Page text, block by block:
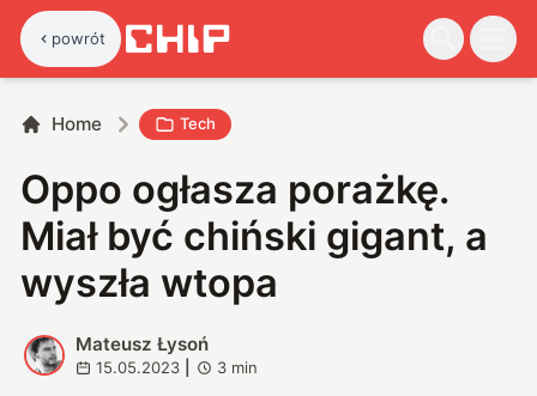
powrót
Home Tech
Oppo ogłasza porażkę.
Miał być chiński gigant, a
wyszła wtopa
M
Mateusz Łysoń
15.05.2023 3 min